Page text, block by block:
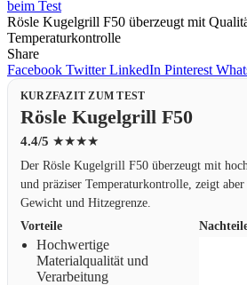
Rösle Kugelgrill F50 überzeugt mit
Temperaturkontrolle
Share
Facebook Twitter LinkedIn Pinterest
KURZFAZIT ZUM TEST
Rösle Kugelgrill F50
4.4/5 ★★★★
Der Rösle Kugelgrill F50 überzeugt mit
und präziser Temperaturkontrolle, zeigt
Gewicht und Hitzegrenze.
Vorteile
Hochwertige
Materialqualität und
Verarbeitung